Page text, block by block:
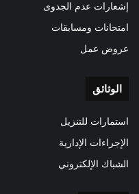
إشعارات عدم الجدوى
امتحانات ومسابقات
عروض عمل
الوثائق
استمارات للتنزيل
الإجراءات الإدارية
الشباك الإلكتروني